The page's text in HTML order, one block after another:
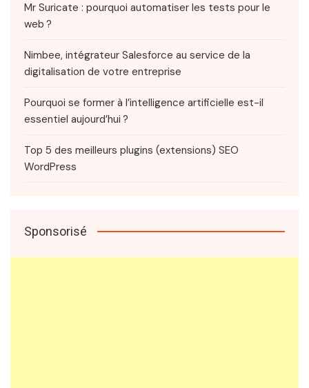
Mr Suricate : pourquoi automatiser les tests pour le
web ?
Nimbee, intégrateur Salesforce au service de la
digitalisation de votre entreprise
Pourquoi se former à l’intelligence artificielle est-il
essentiel aujourd’hui ?
Top 5 des meilleurs plugins (extensions) SEO
WordPress
Sponsorisé